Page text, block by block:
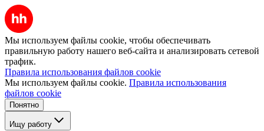
Мы используем файлы cookie, чтобы обеспечивать
правильную работу нашего веб-сайта и анализировать сетевой
трафик.
Правила использования файлов cookie
Мы используем файлы cookie. Правила использования
файлов cookie
Понятно
Ищу работу